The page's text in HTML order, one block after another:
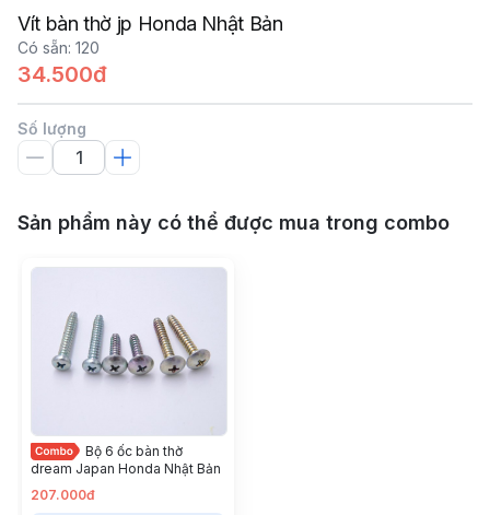
Vít bàn thờ jp Honda Nhật Bản
Có sẵn: 120
34.500đ
Số lượng
Sản phẩm này có thể được mua trong combo
Bộ 6 ốc bàn thờ
dream Japan Honda Nhật Bản
207.000đ